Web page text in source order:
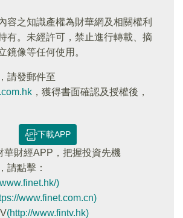
容之知識產權為財華網及相關權利
有。未經許可，禁止進行轉載、摘
鏡像等任何使用。
請發郵件至
，獲得書面確認及授權後，
下載APP
華財經APP，把握投資先機
請點擊：
)
www.finet.com.cn)
(http://www.fintv.hk)